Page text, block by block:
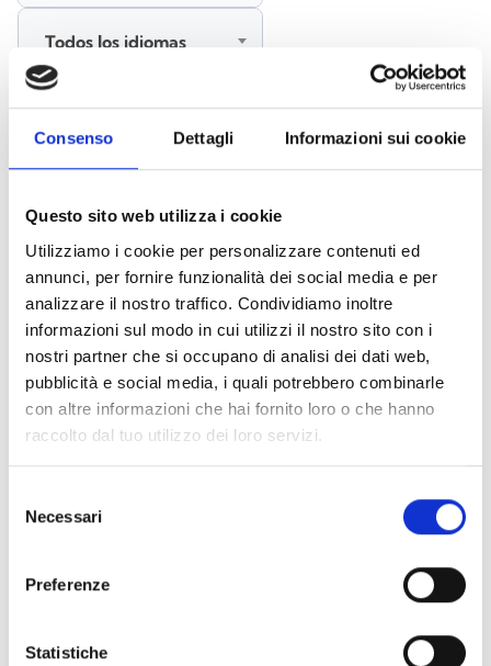
Consenso Dettagli Informazioni sui cookie
Questo sito web utilizza i cookie
Utilizziamo i cookie per personalizzare contenuti ed
annunci, per fornire funzionalità dei social media e per
analizzare il nostro traffico. Condividiamo inoltre
informazioni sul modo in cui utilizzi il nostro sito con i
nostri partner che si occupano di analisi dei dati web,
pubblicità e social media, i quali potrebbero combinarle
con altre informazioni che hai fornito loro o che hanno
raccolto dal tuo utilizzo dei loro servizi.
delNecessari
Preferenze
Statistiche
Accesorios bases EB00 - Materiales(47)
Accesorios para la prueba de detectores - Materiales
Accesorios para detectores Enea - Materiales (35)
Accesorios Senseware
Accesorios de la serie Industrial (17)
Seleccionar todo
Inicia sesión antes de descargar los contenidos con el
iconolock
Todos los idiomas
BUSCAR
BORRAR FILTROS